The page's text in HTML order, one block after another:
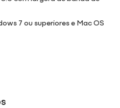
7 ou superiores e Mac OS